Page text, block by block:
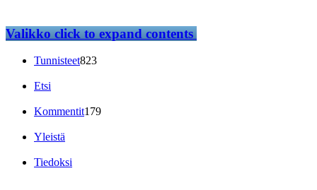
Valikkoclick to expand contents
Tunnisteet823
Etsi
Kommentit179
Yleistä
Tiedoksi